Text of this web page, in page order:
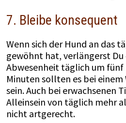
7. Bleibe konsequent
Wenn sich der Hund an das
gewöhnt hat, verlängerst Du
Abwesenheit täglich um fünf
Minuten sollten es bei
sein. Auch bei erwachsenen
Alleinsein von täglich mehr
nicht artgerecht.